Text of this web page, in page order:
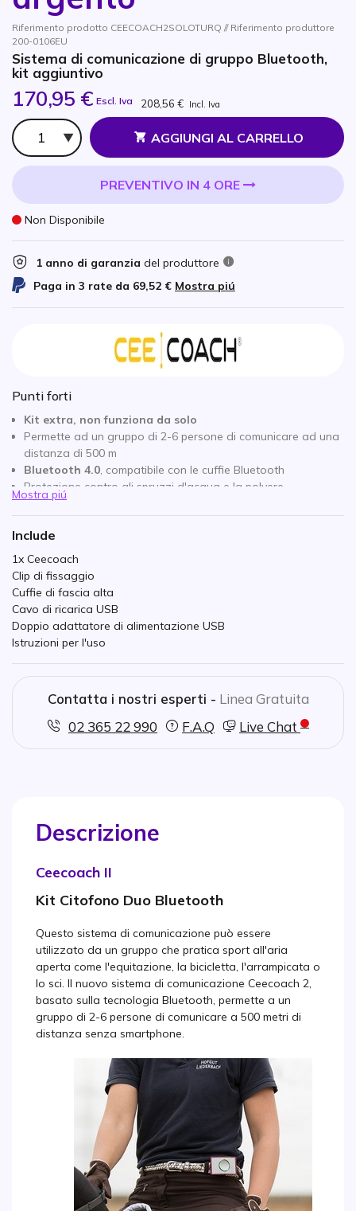
Riferimento prodotto CEECOACH2SOLOTURQ // Riferimento produttore
200-0106EU
Sistema di comunicazione di gruppo Bluetooth,
kit aggiuntivo
170,95 € Escl. Iva 208,56 € Incl. Iva
Qtà
AGGIUNGI AL CARRELLO
PREVENTIVO IN 4 ORE
Non Disponibile
1 anno di garanzia del produttore
Paga in 3 rate da 69,52 € Mostra piú
Punti forti
Kit extra, non funziona da solo
Permette ad un gruppo di 2-6 persone di comunicare ad una
distanza di 500 m
Bluetooth 4.0, compatibile con le cuffie Bluetooth
Protezione contro gli spruzzi d'acqua e la polvere
Comunicazione vocale full duplex
3 modalità di conversazione: moderatore, partecipante,
privato
Mostra piú
Include
1x Ceecoach
Clip di fissaggio
Cuffie di fascia alta
Cavo di ricarica USB
Doppio adattatore di alimentazione USB
Istruzioni per l'uso
Contatta i nostri esperti - Linea Gratuita
02 365 22 990
F.A.Q Live Chat
Descrizione
Ceecoach II
Kit Citofono Duo Bluetooth
Questo sistema di comunicazione può essere
utilizzato da un gruppo che pratica sport all'aria
aperta come l'equitazione, la bicicletta, l'arrampicata o
lo sci. Il nuovo sistema di comunicazione Ceecoach 2,
basato sulla tecnologia Bluetooth, permette a un
gruppo di 2-6 persone di comunicare a 500 metri di
distanza senza smartphone.